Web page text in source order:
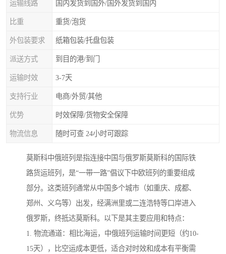
运输线路 国内发货到国外/国外发货到国内
比重 重货/泡货
外包装要求 纸箱包装/托盘包装
派送方式 到目的港/到门
运输时效 3-7天
支持行业 电商/外贸/其他
优势 时效保障/货物安全保障
物流信息 随时可查 24小时可跟踪
莫斯科中俄班列是指连接中国与俄罗斯莫斯科的国际铁
路货运班列，是“一带一路”倡议下中欧班列的重要组成
部分。这类班列通常从中国多个城市（如重庆、成都、
郑州、义乌等）出发，经满洲里或二连浩特等口岸进入
俄罗斯，终抵达莫斯科。以下是其主要应用和特点：
1. 物流通道：相比海运，中俄班列运输时间更短（约10-
15天），比空运成本更低，适合对时效和成本有平衡需